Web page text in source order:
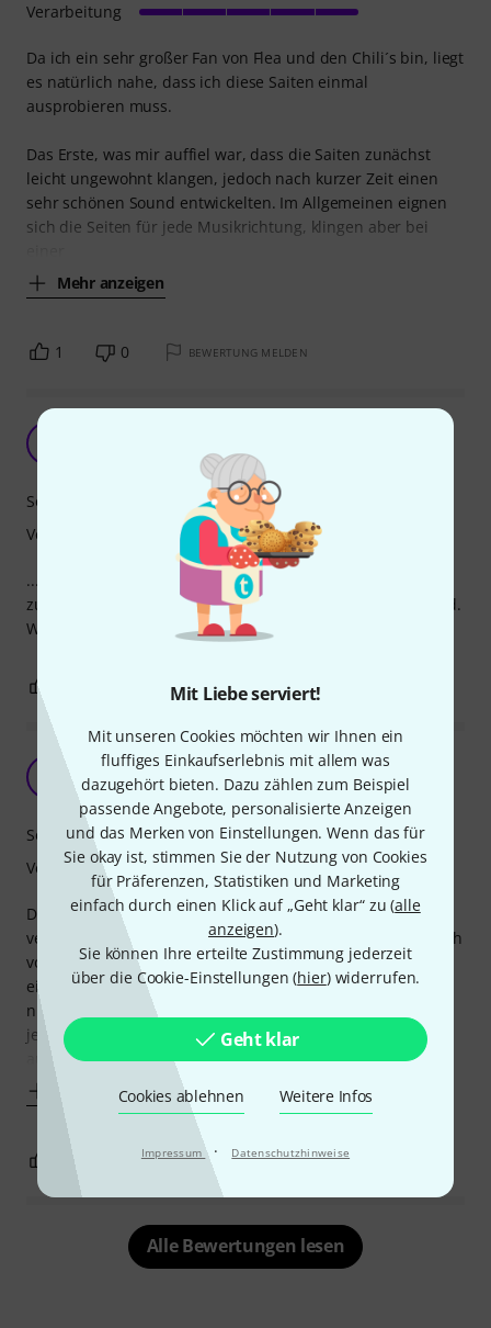
Mit Liebe serviert!
Mit unseren Cookies möchten wir Ihnen ein
fluffiges Einkaufserlebnis mit allem was
dazugehört bieten. Dazu zählen zum Beispiel
passende Angebote, personalisierte Anzeigen
und das Merken von Einstellungen. Wenn das für
Sie okay ist, stimmen Sie der Nutzung von Cookies
für Präferenzen, Statistiken und Marketing
einfach durch einen Klick auf „Geht klar“ zu (alle
anzeigen).
Sie können Ihre erteilte Zustimmung jederzeit
über die Cookie-Einstellungen (hier) widerrufen.
Geht klar
Cookies ablehnen Weitere Infos
Impressum · Datenschutzhinweise
Da ich ein sehr großer Fan von Flea und den Chili´s bin, liegt
es natürlich nahe, dass ich diese Saiten einmal
ausprobieren muss.
Das Erste, was mir auffiel war, dass die Saiten zunächst
leicht ungewohnt klangen, jedoch nach kurzer Zeit einen
sehr schönen Sound entwickelten. Im Allgemeinen eignen
sich die Seiten für jede Musikrichtung, klingen aber bei
Mehr anzeigen
Verarbeitung
1 0 BEWERTUNG MELDEN
LudwigFunkBeethoven 02.11.2018
...funktioniert mit den Saiten hervorragend. Ich bin sehr
zufrieden. Verarbeitung und Haltbarkeit sind hervorragend.
Werde ich weiterhin kaufen.
Sound
Verarbeitung
BEWERTUNG MELDEN
coole Saiten
Bernd279 04.03.2010
Die GHS Saiten hielten das was andere Jahrelang
versprachen. Einen für mich geilen sound, wie man ihn sich
vorstellt. Egal ob Verzerrt oder Clean, die saiten haben
einen amtlichen Crunch Sound, der begeistert, wenn man
nicht so sehr auf Vintage Klopp Känge ala 60er Jahre steht.
je nach Spiel Intensität halten sie zwischen 2 Monate
aufwärts, was bei den Konkurenz
Mehr anzeigen
Sound
Verarbeitung
BEWERTUNG MELDEN
Alle Bewertungen lesen